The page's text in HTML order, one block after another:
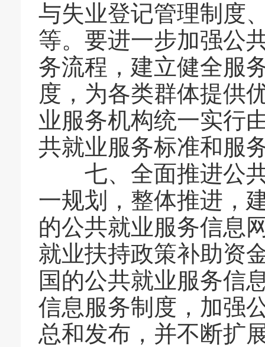
与失业登记管理制度
等。要进一步加强公
务流程，建立健全服
度，为各类群体提供
业服务机构统一实行
共就业服务标准和服
七、全面推进公共
一规划，整体推进，
的公共就业服务信息
就业扶持政策补助资
国的公共就业服务信
信息服务制度，加强
总和发布，并不断扩